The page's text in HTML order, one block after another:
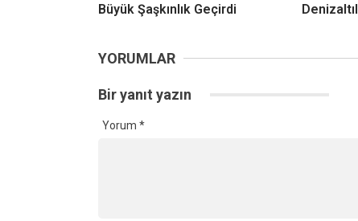
Büyük Şaşkınlık Geçirdi
YORUMLAR
Bir yanıt yazın
Yorum *